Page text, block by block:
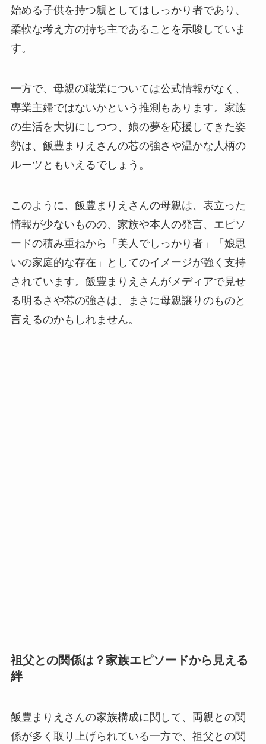
始める子供を持つ親としてはしっかり者であり、
柔軟な考え方の持ち主であることを示唆していま
す。
一方で、母親の職業については公式情報がなく、
専業主婦ではないかという推測もあります。家族
の生活を大切にしつつ、娘の夢を応援してきた姿
勢は、飯豊まりえさんの芯の強さや温かな人柄の
ルーツともいえるでしょう。
このように、飯豊まりえさんの母親は、表立った
情報が少ないものの、家族や本人の発言、エピソ
ードの積み重ねから「美人でしっかり者」「娘思
いの家庭的な存在」としてのイメージが強く支持
されています。飯豊まりえさんがメディアで見せ
る明るさや芯の強さは、まさに母親譲りのものと
言えるのかもしれません。
祖父との関係は？家族エピソードから見える
絆
飯豊まりえさんの家族構成に関して、両親との関
係が多く取り上げられている一方で、祖父との関